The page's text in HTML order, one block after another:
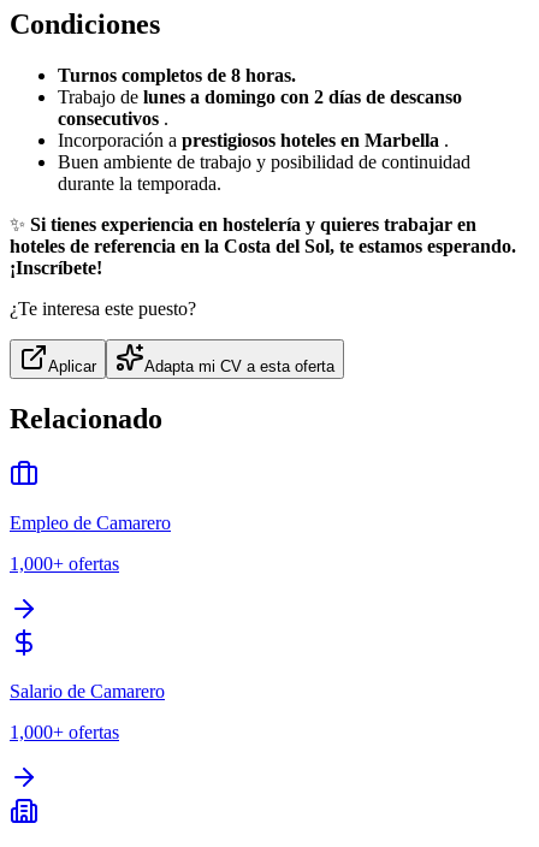
Condiciones
Turnos completos de 8 horas.
Trabajo de lunes a domingo con 2 días de descanso
consecutivos .
Incorporación a prestigiosos hoteles en Marbella .
Buen ambiente de trabajo y posibilidad de continuidad
durante la temporada.
✨ Si tienes experiencia en hostelería y quieres trabajar en
hoteles de referencia en la Costa del Sol, te estamos esperando.
¡Inscríbete!
¿Te interesa este puesto?
Aplicar Adapta mi CV a esta oferta
Relacionado
Empleo de Camarero
1,000+ ofertas
Salario de Camarero
1,000+ ofertas